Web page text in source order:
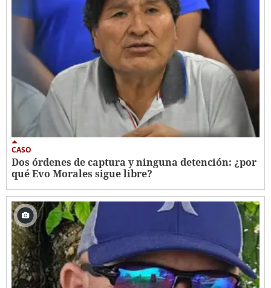
CASO
Dos órdenes de captura y ninguna detención: ¿por
qué Evo Morales sigue libre?